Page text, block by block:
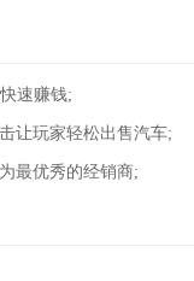
速赚钱;
让玩家轻松出售汽车;
最优秀的经销商;